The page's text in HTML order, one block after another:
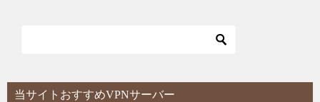
当サイトおすすめVPNサーバー